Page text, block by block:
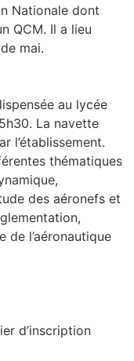
Nationale dont
QCM. Il a lieu
mai.
au lycée
La navette
l’établissement.
thématiques
des aéronefs et
de l’aéronautique
d’inscription